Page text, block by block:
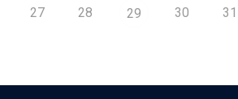
27 28 29 30 31